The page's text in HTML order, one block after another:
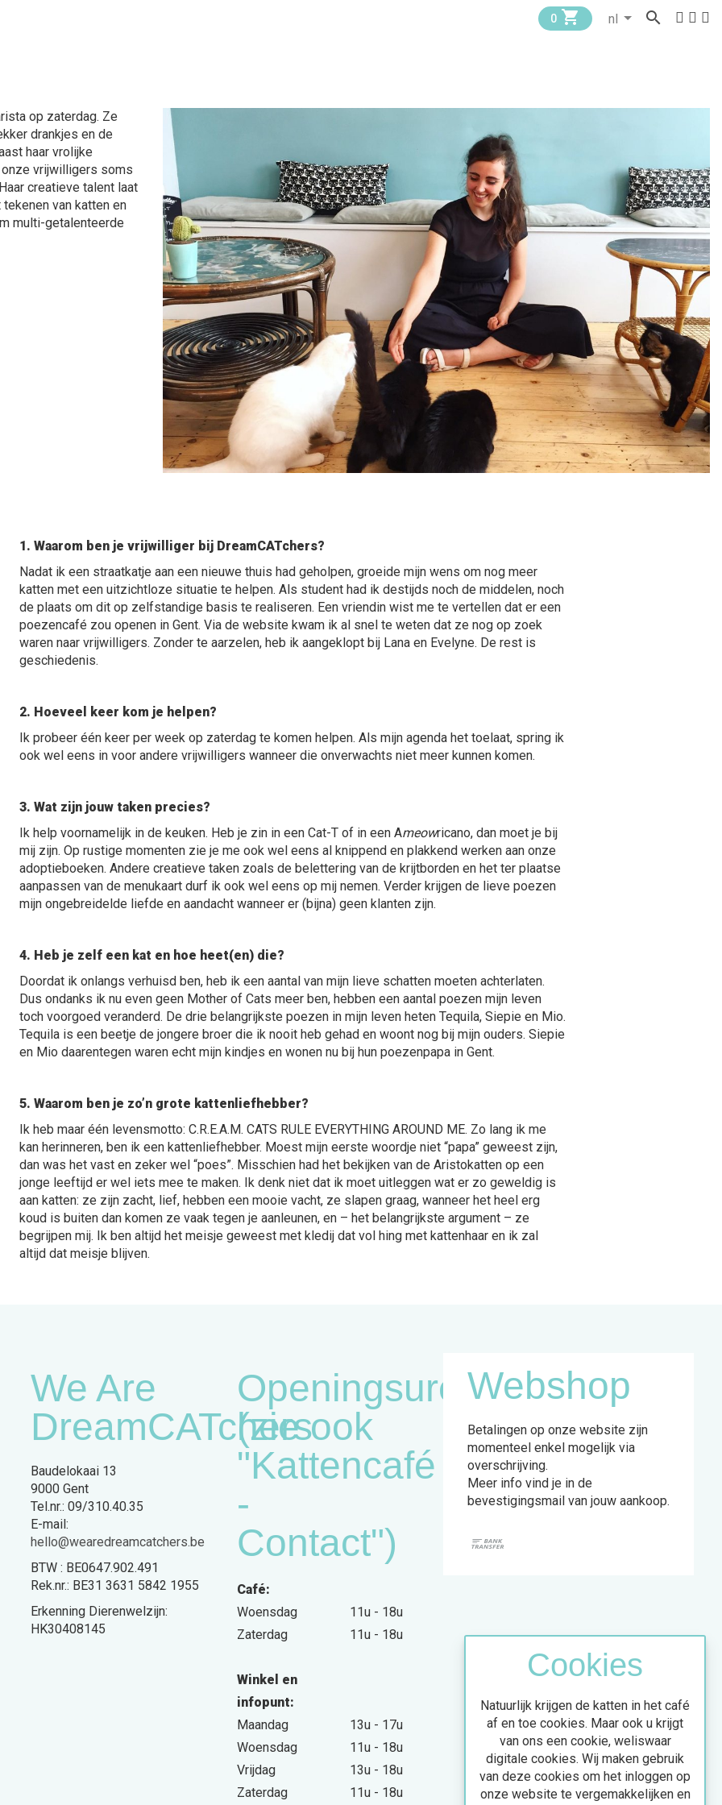
0  
op zaterdag. Ze
drankjes en de
haar vrolijke
vrijwilligers soms
creatieve talent laat
van katten en
multi-getalenteerde
1. Waarom ben je vrijwilliger bij DreamCATchers?
Nadat ik een straatkatje aan een nieuwe thuis had geholpen, groeide mijn wens om nog meer
katten met een uitzichtloze situatie te helpen. Als student had ik destijds noch de middelen, noch
de plaats om dit op zelfstandige basis te realiseren. Een vriendin wist me te vertellen dat er een
poezencafé zou openen in Gent. Via de website kwam ik al snel te weten dat ze nog op zoek
waren naar vrijwilligers. Zonder te aarzelen, heb ik aangeklopt bij Lana en Evelyne. De rest is
geschiedenis.
2. Hoeveel keer kom je helpen?
Ik probeer één keer per week op zaterdag te komen helpen. Als mijn agenda het toelaat, spring ik
ook wel eens in voor andere vrijwilligers wanneer die onverwachts niet meer kunnen komen.
3. Wat zijn jouw taken precies?
Ik help voornamelijk in de keuken. Heb je zin in een Cat-T of in een Ameowricano, dan moet je bij
mij zijn. Op rustige momenten zie je me ook wel eens al knippend en plakkend werken aan onze
adoptieboeken. Andere creatieve taken zoals de belettering van de krijtborden en het ter plaatse
aanpassen van de menukaart durf ik ook wel eens op mij nemen. Verder krijgen de lieve poezen
mijn ongebreidelde liefde en aandacht wanneer er (bijna) geen klanten zijn.
4. Heb je zelf een kat en hoe heet(en) die?
Doordat ik onlangs verhuisd ben, heb ik een aantal van mijn lieve schatten moeten achterlaten.
Dus ondanks ik nu even geen Mother of Cats meer ben, hebben een aantal poezen mijn leven
toch voorgoed veranderd. De drie belangrijkste poezen in mijn leven heten Tequila, Siepie en Mio.
Tequila is een beetje de jongere broer die ik nooit heb gehad en woont nog bij mijn ouders. Siepie
en Mio daarentegen waren echt mijn kindjes en wonen nu bij hun poezenpapa in Gent.
5. Waarom ben je zo’n grote kattenliefhebber?
Ik heb maar één levensmotto: C.R.E.A.M. CATS RULE EVERYTHING AROUND ME. Zo lang ik me
kan herinneren, ben ik een kattenliefhebber. Moest mijn eerste woordje niet “papa” geweest zijn,
dan was het vast en zeker wel “poes”. Misschien had het bekijken van de Aristokatten op een
jonge leeftijd er wel iets mee te maken. Ik denk niet dat ik moet uitleggen wat er zo geweldig is
aan katten: ze zijn zacht, lief, hebben een mooie vacht, ze slapen graag, wanneer het heel erg
koud is buiten dan komen ze vaak tegen je aanleunen, en – het belangrijkste argument – ze
begrijpen mij. Ik ben altijd het meisje geweest met kledij dat vol hing met kattenhaar en ik zal
altijd dat meisje blijven.
Cookies
Natuurlijk krijgen de katten in het café
af en toe cookies. Maar ook u krijgt
van ons een cookie, weliswaar
digitale cookies. Wij maken gebruik
van deze cookies om het inloggen op
onze website te vergemakkelijken en
We Are
DreamCATchers
Baudelokaai 13
9000 Gent
Tel.nr.: 09/310.40.35
E-mail:
hello@wearedreamcatchers.be
BTW : BE0647.902.491
Rek.nr.: BE31 3631 5842 1955
Erkenning Dierenwelzijn:
HK30408145
Openingsuren
(zie ook
"Kattencafé
-
Contact")
Café:
Woensdag
11u - 18u
Zaterdag
11u - 18u
Winkel en
infopunt:
Maandag
13u - 17u
Woensdag
11u - 18u
Vrijdag
13u - 18u
Zaterdag
11u - 18u
Webshop
Betalingen op onze website zijn
momenteel enkel mogelijk via
overschrijving.
Meer info vind je in de
bevestigingsmail van jouw aankoop.